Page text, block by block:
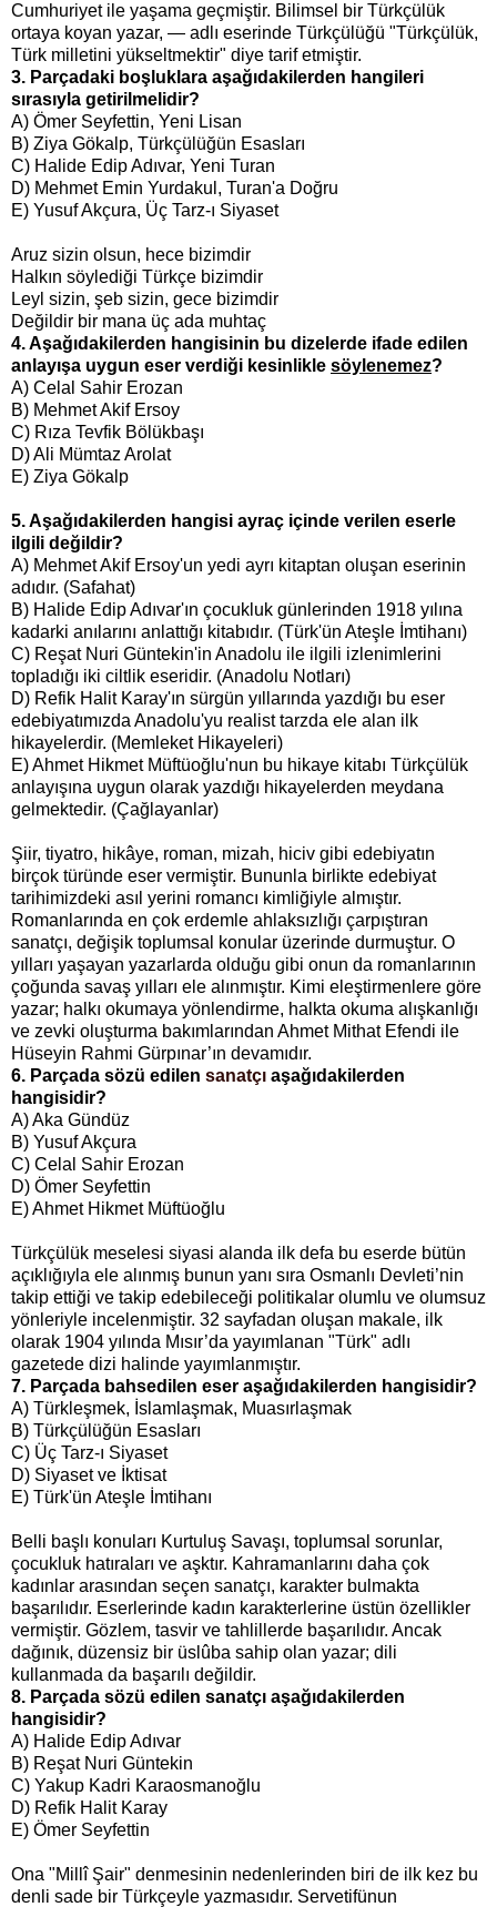
Cumhuriyet ile yaşama geçmiştir. Bilimsel bir Türkçülük
ortaya koyan yazar, — adlı eserinde Türkçülüğü "Türkçülük,
Türk milletini yükseltmektir" diye tarif etmiştir.
3. Parçadaki boşluklara aşağıdakilerden hangileri
sırasıyla getirilmelidir?
A) Ömer Seyfettin, Yeni Lisan
B) Ziya Gökalp, Türkçülüğün Esasları
C) Halide Edip Adıvar, Yeni Turan
D) Mehmet Emin Yurdakul, Turan'a Doğru
E) Yusuf Akçura, Üç Tarz-ı Siyaset
Aruz sizin olsun, hece bizimdir
Halkın söylediği Türkçe bizimdir
Leyl sizin, şeb sizin, gece bizimdir
Değildir bir mana üç ada muhtaç
4. Aşağıdakilerden hangisinin bu dizelerde ifade edilen
anlayışa uygun eser verdiği kesinlikle söylenemez?
A) Celal Sahir Erozan
B) Mehmet Akif Ersoy
C) Rıza Tevfik Bölükbaşı
D) Ali Mümtaz Arolat
E) Ziya Gökalp
5. Aşağıdakilerden hangisi ayraç içinde verilen eserle
ilgili değildir?
A) Mehmet Akif Ersoy'un yedi ayrı kitaptan oluşan eserinin
adıdır. (Safahat)
B) Halide Edip Adıvar'ın çocukluk günlerinden 1918 yılına
kadarki anılarını anlattığı kitabıdır. (Türk'ün Ateşle İmtihanı)
C) Reşat Nuri Güntekin'in Anadolu ile ilgili izlenimlerini
topladığı iki ciltlik eseridir. (Anadolu Notları)
D) Refik Halit Karay'ın sürgün yıllarında yazdığı bu eser
edebiyatımızda Anadolu'yu realist tarzda ele alan ilk
hikayelerdir. (Memleket Hikayeleri)
E) Ahmet Hikmet Müftüoğlu'nun bu hikaye kitabı Türkçülük
anlayışına uygun olarak yazdığı hikayelerden meydana
gelmektedir. (Çağlayanlar)
Şiir, tiyatro, hikâye, roman, mizah, hiciv gibi edebiyatın
birçok türünde eser vermiştir. Bununla birlikte edebiyat
tarihimizdeki asıl yerini romancı kimliğiyle almıştır.
Romanlarında en çok erdemle ahlaksızlığı çarpıştıran
sanatçı, değişik toplumsal konular üzerinde durmuştur. O
yılları yaşayan yazarlarda olduğu gibi onun da romanlarının
çoğunda savaş yılları ele alınmıştır. Kimi eleştirmenlere göre
yazar; halkı okumaya yönlendirme, halkta okuma alışkanlığı
ve zevki oluşturma bakımlarından Ahmet Mithat Efendi ile
Hüseyin Rahmi Gürpınar’ın devamıdır.
6. Parçada sözü edilen sanatçı aşağıdakilerden
hangisidir?
A) Aka Gündüz
B) Yusuf Akçura
C) Celal Sahir Erozan
D) Ömer Seyfettin
E) Ahmet Hikmet Müftüoğlu
Türkçülük meselesi siyasi alanda ilk defa bu eserde bütün
açıklığıyla ele alınmış bunun yanı sıra Osmanlı Devleti’nin
takip ettiği ve takip edebileceği politikalar olumlu ve olumsuz
yönleriyle incelenmiştir. 32 sayfadan oluşan makale, ilk
olarak 1904 yılında Mısır’da yayımlanan "Türk" adlı
gazetede dizi halinde yayımlanmıştır.
7. Parçada bahsedilen eser aşağıdakilerden hangisidir?
A) Türkleşmek, İslamlaşmak, Muasırlaşmak
B) Türkçülüğün Esasları
C) Üç Tarz-ı Siyaset
D) Siyaset ve İktisat
E) Türk'ün Ateşle İmtihanı
Belli başlı konuları Kurtuluş Savaşı, toplumsal sorunlar,
çocukluk hatıraları ve aşktır. Kahramanlarını daha çok
kadınlar arasından seçen sanatçı, karakter bulmakta
başarılıdır. Eserlerinde kadın karakterlerine üstün özellikler
vermiştir. Gözlem, tasvir ve tahlillerde başarılıdır. Ancak
dağınık, düzensiz bir üslûba sahip olan yazar; dili
kullanmada da başarılı değildir.
8. Parçada sözü edilen sanatçı aşağıdakilerden
hangisidir?
A) Halide Edip Adıvar
B) Reşat Nuri Güntekin
C) Yakup Kadri Karaosmanoğlu
D) Refik Halit Karay
E) Ömer Seyfettin
Ona "Millî Şair" denmesinin nedenlerinden biri de ilk kez bu
denli sade bir Türkçeyle yazmasıdır. Servetifünun